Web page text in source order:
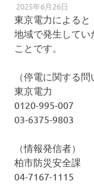
2025年6月26日
東京電力によると
地域で発生して
ことです。
（停電に関する問
東京電力
0120-995-007
03-6375-9803
（情報発信者）
柏市防災安全課
04-7167-1115